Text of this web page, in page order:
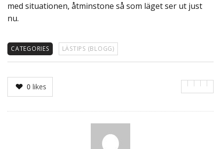
med situationen, åtminstone så som läget ser ut just
nu.
CATEGORIES LÄSTIPS (BLOGG)
0 likes